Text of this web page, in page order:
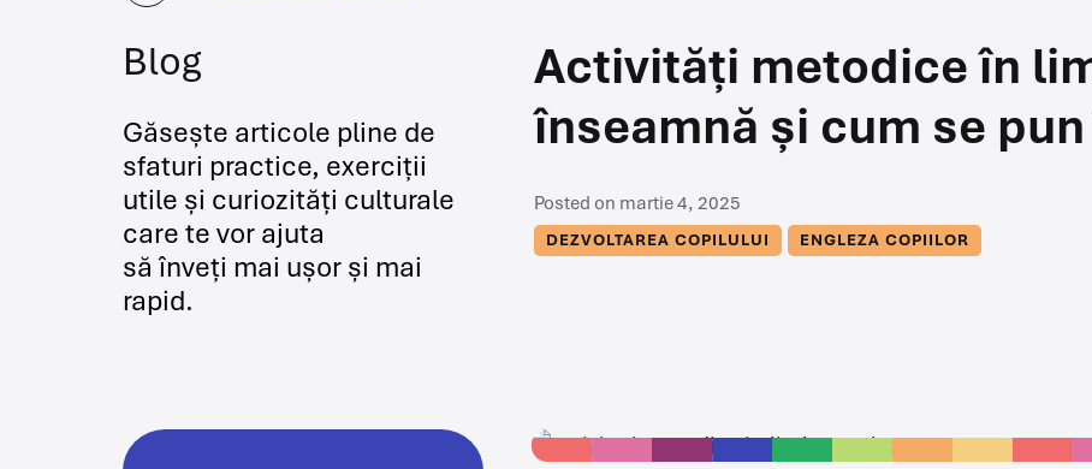
Blog
Găsește articole pline de
sfaturi practice, exerciții
utile și curiozități culturale
care te vor ajuta
să înveți mai ușor și mai
rapid.
Activități metodice în
înseamnă și cum se
Posted on martie 4, 2025
DEZVOLTAREA COPILULUI ENGLEZA COPIILOR